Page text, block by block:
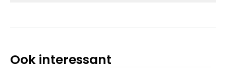
Ook interessant